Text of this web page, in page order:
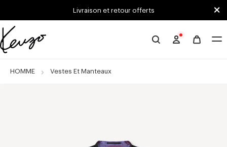
Skip to main content
Skip to footer contentLivraison et retour offerts
Site
KENZO
HOMME Vestes Et Manteaux